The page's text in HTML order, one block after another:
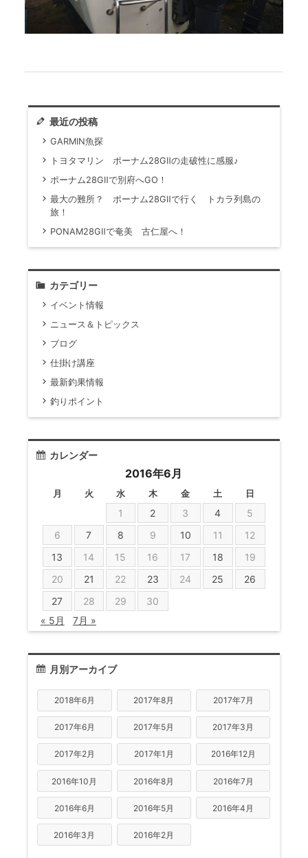
最近の投稿
GARMIN魚探
トヨタマリン ポーナム28GⅡの走破性に感服♪
ポーナム28GⅡで別府へGO！
最大の難所？ ポーナム28GⅡで行く トカラ列島の
旅！
PONAM28GⅡで奄美 古仁屋へ！
カテゴリー
イベント情報
ニュース＆トピックス
ブログ
仕掛け講座
最新釣果情報
釣りポイント
カレンダー
2016年6月
月 火 水 木 金 土 日
1 2 3 4
5
6
7 8 9 10 11
12
13
14 15 16 17 18
19
20
21 22 23 24 25
26
27
28 29
30
« 5月
7月 »
月別アーカイブ
2018年6月 2017年8月 2017年7月
2017年6月 2017年5月 2017年3月
2017年2月 2017年1月 2016年12月
2016年10月 2016年8月 2016年7月
2016年6月 2016年5月 2016年4月
2016年3月 2016年2月